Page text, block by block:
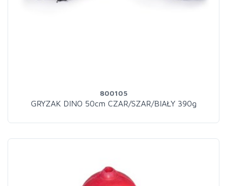
800105
GRYZAK DINO 50cm CZAR/SZAR/BIAŁY 390g